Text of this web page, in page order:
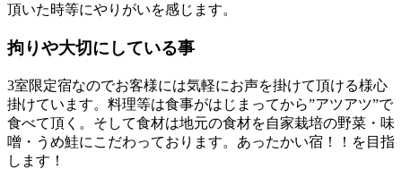
頂いた時等にやりがいを感じます。
拘りや大切にしている事
3室限定宿なのでお客様には気軽にお声を掛けて頂ける様心
掛けています。料理等は食事がはじまってから”アツアツ”で
食べて頂く。そして食材は地元の食材を自家栽培の野菜・味
噌・うめ鮭にこだわっております。 あったかい宿！！ を目指
します！